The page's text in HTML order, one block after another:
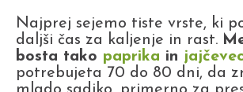
Najprej sejemo tiste vrste, ki
daljši čas za kaljenje in rast.
bosta tako paprika in jajčevec
potrebujeta 70 do 80 dni, da